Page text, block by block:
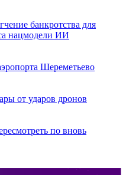
банкротства для
нацмодели ИИ
Шереметьево
от ударов дронов
по вновь